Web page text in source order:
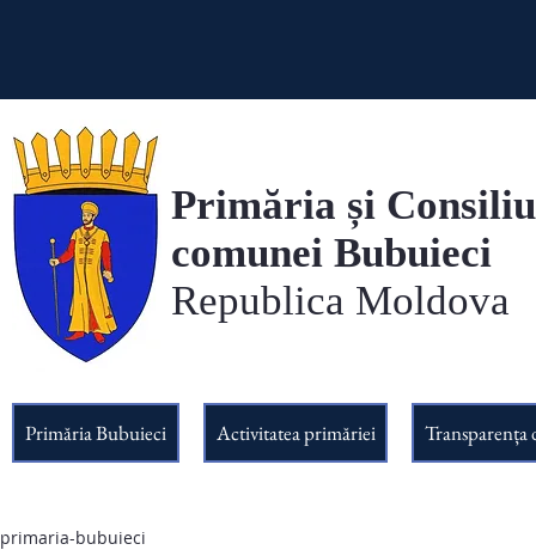
Primăria și
comunei Bubuieci
Republica Moldova
Primăria Bubuieci Activitatea primăriei Transparența
primaria-bubuieci